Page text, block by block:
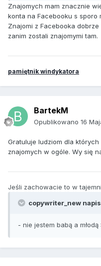
Znajomych mam znacznie
konta na Facebooku s sporo
Znajomi z Facebooka
zanim zostali znajomymi tam.
pamiętnik windykatora
BartekM
Opublikowano 16
Gratuluje ludziom dla
znajomych w ogóle. Wy się
Jeśli zachowacie to w
copywriter_new
- nie jestem babą a młodą